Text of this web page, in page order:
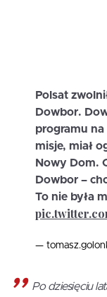
Polsat
Dowbor.
programu na
misje, miał
Nowy Dom.
Dowbor –
To nie była
—
Po dziesięciu